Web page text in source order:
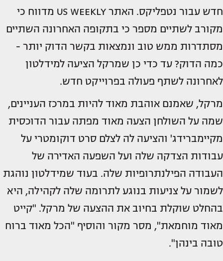
חדש עבור נטפליקס. האתר US WEEKLY מדווח כי
מקורב לשתיים מספר כי בתקופה האחרונה השתיים
מסתדרות ממש טוב ונמצאות בקשר הדוק יותר -
כמה הדוק? עד כדי כן שמרקל הציעה למידלטון
לאחרונה לשתף פעולה בפרוייקט חדש.
מרקל, שאמנם אוהבת מאוד להיות במרכז העניינים,
שמה על השולחן הצעה מאוד מפתה עבור הדוכסית
מקיימברידג' והציעה לה לצלם סרט דוקומטרי על
עבודות הצדקה שלה ועל השפעה האדירה של
העבודה הפילנתרופיות שלה. בעוד שמידלטון נוהגת
לשמור על צניעות בנוגע לתרומה שלה לקהילה, היא
בהחלט שוקלת בחיוב את ההצעה של מרקל. "קייט
מאוד מוחמאת", מסר מקור והוסיף "הכל מאוד ברוח
טובה בינהן".